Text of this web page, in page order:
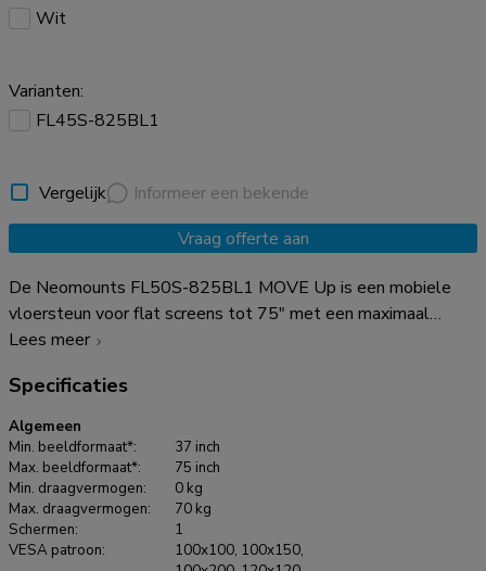
Wit
Varianten:
FL45S-825BL1
Vergelijk
Informeer een bekende
Vraag offerte aan
De Neomounts FL50S-825BL1 MOVE Up is een mobiele
vloersteun voor flat screens tot 75" met een maximaal
draagvermogen van 70 kg. De vloersteun is manueel in
Een afsluitbaar, geventileerd hardware compartiment is
inbegrepen en optioneel voor installatie (zowel portrait als
landscape). De MOVE Up trolley is voorzien van praktische
handgrepen en vier stevige dubbele 10 cm zwenkwielen met
rem, waarmee de trolley eenvoudig verplaatst kan worden
en gebruikt waar je maar wilt. Dankzij de grote zwenkwielen
vormen drempels of tapijten geen uitdaging voor de FL50S-
Lees meer
Specificaties
Algemeen
Min. beeldformaat*:
37 inch
Max. beeldformaat*:
75 inch
Min. draagvermogen:
0 kg
Max. draagvermogen:
70 kg
Schermen:
1
VESA patroon:
100x100, 100x150,